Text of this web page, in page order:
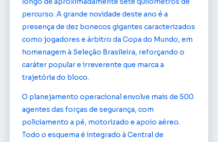
percurso. A grande novidade deste ano é a
presença de dez bonecos gigantes caracterizados
como jogadores e árbitro da Copa do Mundo, em
homenagem à Seleção Brasileira, reforçando o
caráter popular e irreverente que marca a
trajetória do bloco.
O planejamento operacional envolve mais de 500
agentes das forças de segurança, com
policiamento a pé, motorizado e apoio aéreo.
Todo o esquema é integrado à Central de